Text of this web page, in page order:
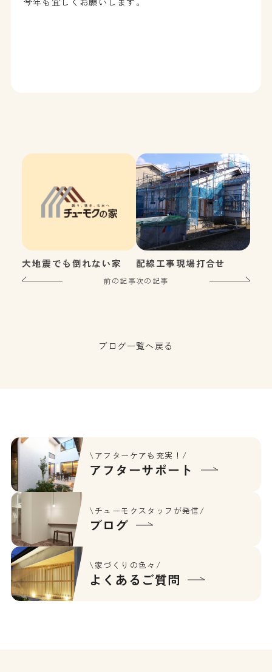
大地震でも倒れない家
前の記事
配線工事現場打合せ
次の記事
ブログ一覧へ戻る
\アフターケアも充実！/
アフターサポート
\チューモクスタッフが発信/
ブログ
\家づくりの色々/
よくあるご質問